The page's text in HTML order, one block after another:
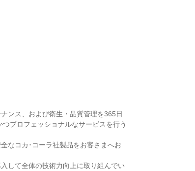
ンス、および衛生・品質管理を365日
プロフェッショナルなサービスを行う
なコカ･コーラ社製品をお客さまへお
して全体の技術力向上に取り組んでい